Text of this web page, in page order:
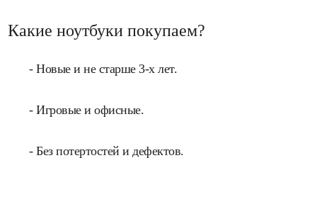
Какие ноутбуки покупаем?
- Новые и не старше 3-х лет.
- Игровые и офисные.
- Без потертостей и дефектов.